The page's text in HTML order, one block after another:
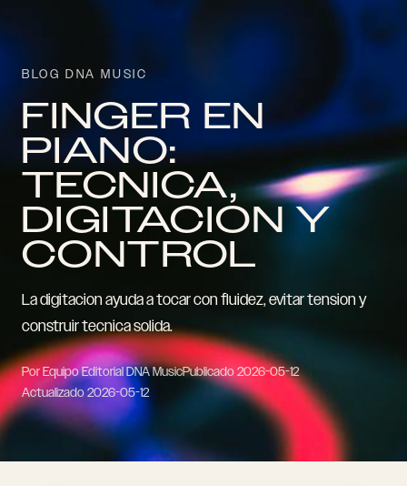
BLOG DNA MUSIC
FINGER EN
PIANO:
TECNICA,
DIGITACION Y
CONTROL
La digitacion ayuda a tocar con fluidez, evitar tension y
construir tecnica solida.
Por Equipo Editorial DNA MusicPublicado2026-05-12
Actualizado2026-05-12